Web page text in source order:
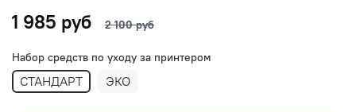
1 985 руб 2 100 руб
Набор средств по уходу за принтером
СТАНДАРТ ЭКО